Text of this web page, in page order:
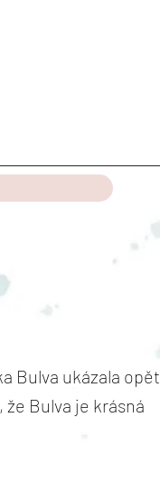
Bulva ukázala opět
Bulva je krásná